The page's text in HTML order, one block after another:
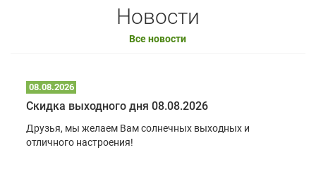
Новости
Все новости
08.08.2026
Скидка выходного дня 08.08.2026
Друзья, мы желаем Вам солнечных выходных и
отличного настроения!